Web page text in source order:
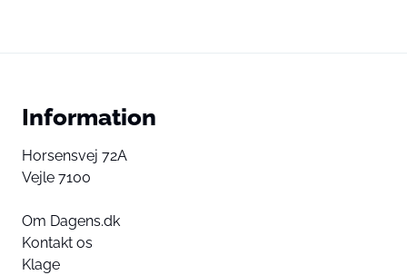
Information
Horsensvej 72A
Vejle 7100
Om Dagens.dk
Kontakt os
Klage